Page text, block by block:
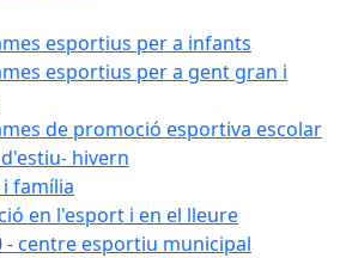
esportius per a infants
esportius per a gent gran i
de promoció esportiva escolar
d'estiu- hivern
família
en l'esport i en el lleure
- centre esportiu municipal